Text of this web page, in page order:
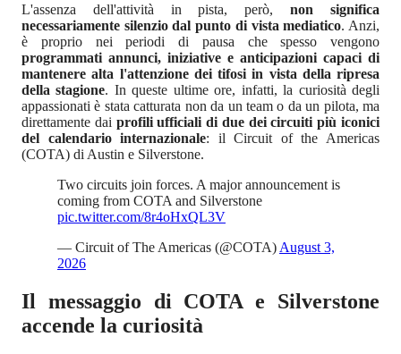
L'assenza dell'attività in pista, però,non significa
necessariamente silenzio dal punto di vista mediatico. Anzi,
è proprio nei periodi di pausa che spesso vengono
programmati annunci, iniziative e anticipazioni capaci di
mantenere alta l'attenzione dei tifosi in vista della ripresa
della stagione. In queste ultime ore, infatti, la curiosità degli
appassionati è stata catturata non da un team o da un pilota, ma
direttamente dai profili ufficiali di due dei circuiti più iconici
del calendario internazionale: il Circuit of the Americas
(COTA) di Austin e Silverstone.
Two circuits join forces. A major announcement is
coming from COTA and Silverstone
pic.twitter.com/8r4oHxQL3V
— Circuit of The Americas (@COTA) August 3,
2026
Il messaggio di COTA e Silverstone
accende la curiosità